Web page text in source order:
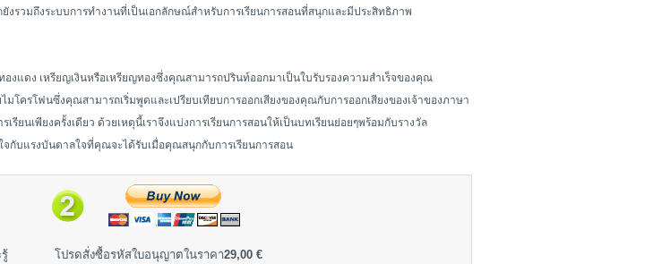
รวมถึงระบบการทำงานที่เป็นเอกลักษณ์สำหรับการเรียนการสอนที่สนุกและมีประสิทธิภาพ
แดง เหรียญเงินหรือเหรียญทองซึ่งคุณสามารถปรินท์ออกมาเป็นใบรับรองความสำเร็จของคุณ
โครโฟนซึ่งคุณสามารถเริ่มพูดและเปรียบเทียบการออกเสียงของคุณกับการออกเสียงของเจ้าของภาษา
ยนเพียงครั้งเดียว ด้วยเหตุนี้เราจึงแบ่งการเรียนการสอนให้เป็นบทเรียนย่อยๆพร้อมกับรางวัล
บแรงบันดาลใจที่คุณจะได้รับเมื่อคุณสนุกกับการเรียนการสอน
โปรดสั่งซื้อรหัสใบอนุญาตในราคา29,00 €